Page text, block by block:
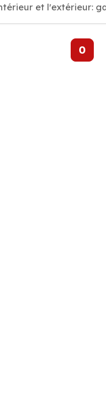
et l'extérieur:
0